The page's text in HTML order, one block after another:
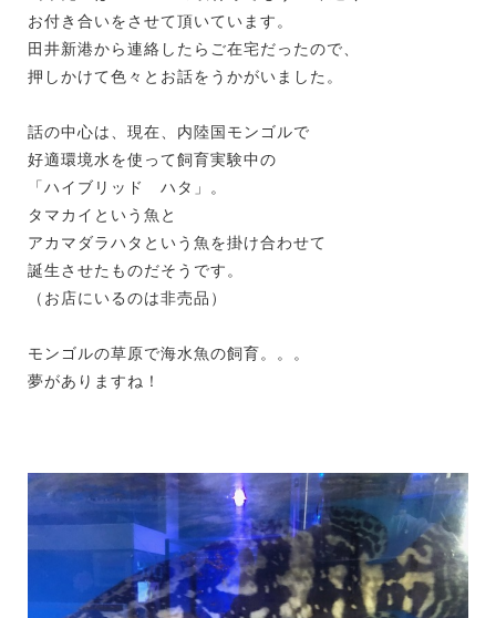
お付き合いをさせて頂いています。
田井新港から連絡したらご在宅だったので、
押しかけて色々とお話をうかがいました。
話の中心は、現在、内陸国モンゴルで
好適環境水を使って飼育実験中の
「ハイブリッド ハタ」。
タマカイという魚と
アカマダラハタという魚を掛け合わせて
誕生させたものだそうです。
（お店にいるのは非売品）
モンゴルの草原で海水魚の飼育。。。
夢がありますね！